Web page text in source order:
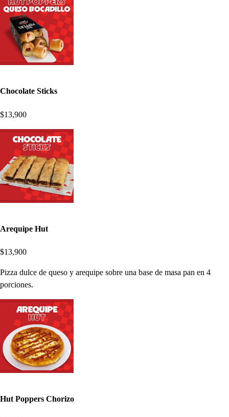
Chocolate Sticks
$13,900
Arequipe Hut
$13,900
Pizza dulce de queso y arequipe sobre una base de masa pan en 4
porciones.
Hut Poppers Chorizo